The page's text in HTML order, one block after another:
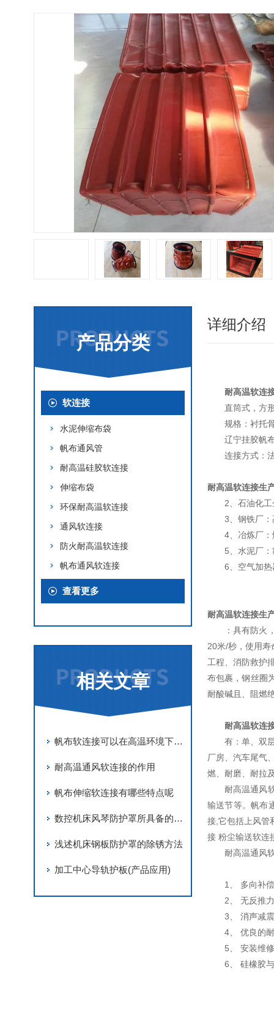
产品分类
软连接
水泥伸缩布袋
帆布通风管
耐高温硅胶软连接
伸缩布袋
环保耐高温软连接
通风软连接
防火耐高温软连接
帆布通风软连接
查看更多
相关文章
帆布软连接可以在高温环境下正常使用
耐高温通风软连接的作用
帆布伸缩软连接有哪些特点呢
数控机床风琴防护罩所具备的特点介绍
浅述机床钢板防护罩的除锈方法
加工中心导轨护板(产品应用)
详细介绍
耐高温软连
直筒式，方
规格：衬托
辽宁挂胶帆
连接方式：
耐高温软连接生
2、石油化
3、钢铁厂
4、冶炼厂
5、水泥厂
6、空气加
耐高温软连接生
：具有防火
20米/秒，使用
工程、消防救护
布包裹，钢丝圈
耐酸碱且、阻燃
耐高温软连
有：单、双
厂房、汽车尾气
燃、耐磨、耐拉
耐高温通风
输送节等。帆布
接,它包括上风管
接 粉尘输送软连
耐高温通风
1、 多向补
2、 无反推
3、 消声减
4、 优良的
5、 安装维
6、 硅橡胶